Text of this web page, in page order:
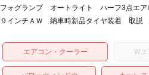
フォグランプ オートライト ハーフ3点エ
９インチＡＷ 納車時新品タイヤ装着 取説
エアコン・クーラー W